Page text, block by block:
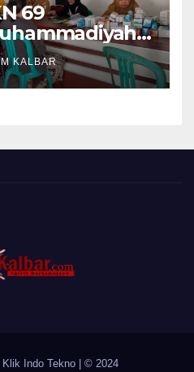
69
Dua Tim,
dan Dampingi
Lansia
KALBAR
Klik Indo Tekno © 2024